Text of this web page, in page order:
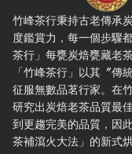
竹峰茶行秉持古老傳承
度鑑賞力，每一個步驟
茶行」每甕炭焙甕藏老
「竹峰茶行」以其〞傳
征服無數品茗行家。在
研究出炭焙老茶品質最
到更趨完美的品質，因
茶補瀉火大法」的新式烘